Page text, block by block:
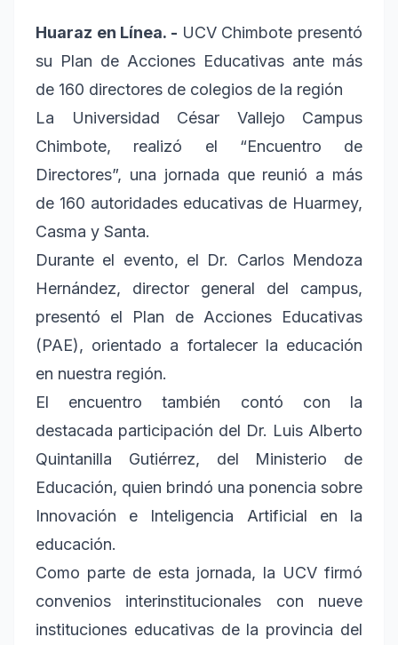
Huaraz en Línea. - UCV Chimbote presentó
su Plan de Acciones Educativas ante más
de 160 directores de colegios de la región
La Universidad César Vallejo Campus
Chimbote, realizó el “Encuentro de
Directores”, una jornada que reunió a más
de 160 autoridades educativas de Huarmey,
Casma y Santa.
Durante el evento, el Dr. Carlos Mendoza
Hernández, director general del campus,
presentó el Plan de Acciones Educativas
(PAE), orientado a fortalecer la educación
en nuestra región.
El encuentro también contó con la
destacada participación del Dr. Luis Alberto
Quintanilla Gutiérrez, del Ministerio de
Educación, quien brindó una ponencia sobre
Innovación e Inteligencia Artificial en la
educación.
Como parte de esta jornada, la UCV firmó
convenios interinstitucionales con nueve
instituciones educativas de la provincia del